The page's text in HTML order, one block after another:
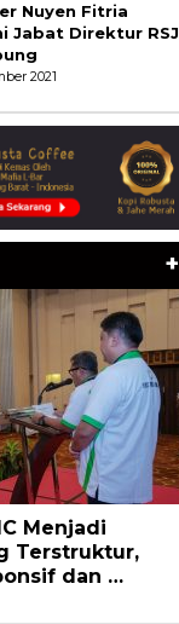
Nuyen Fitria
Jabat Direktur RSJ
2021
+
Menjadi
Terstruktur,
dan …